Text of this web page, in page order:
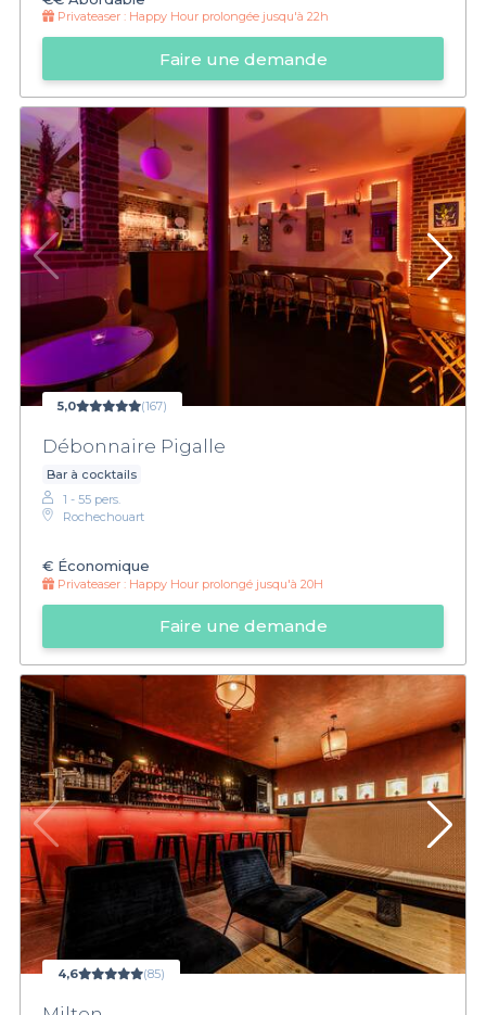
Privateaser : Happy Hour prolongée jusqu'à 22h
Faire une demande
5,0 (167)
Débonnaire Pigalle
Bar à cocktails
1 - 55 pers.
Rochechouart
€ Économique
Privateaser : Happy Hour prolongé jusqu'à 20H
Faire une demande
4,6 (85)